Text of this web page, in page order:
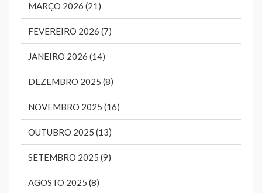
MARÇO 2026 (21)
FEVEREIRO 2026 (7)
JANEIRO 2026 (14)
DEZEMBRO 2025 (8)
NOVEMBRO 2025 (16)
OUTUBRO 2025 (13)
SETEMBRO 2025 (9)
AGOSTO 2025 (8)